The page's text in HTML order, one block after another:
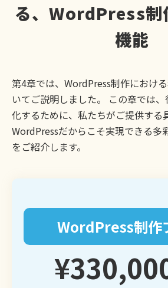
る、WordPress制
機能
第4章では、WordPress制作におけ
いてご説明しました。 この章では
化するために、私たちがご提供する
WordPressだからこそ実現できる多
をご紹介します。
WordPress制作